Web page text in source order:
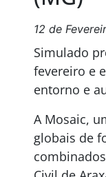
12 de
Simulado
fevereiro e
entorno e
A Mosaic,
globais de